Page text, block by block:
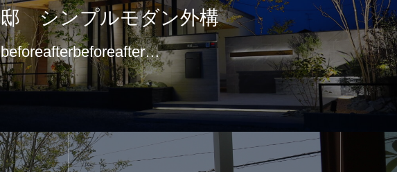
邸 シンプルモダン外構
beforeafterbeforeafter…